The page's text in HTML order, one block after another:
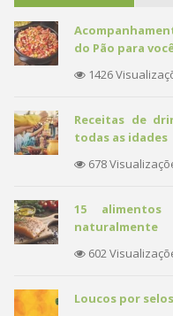
do Pão para
1426
Receitas de
todas as idades
678
15
naturalmente
602
Loucos por